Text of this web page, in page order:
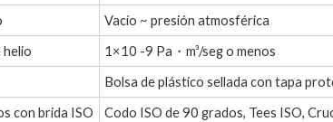
Vacío ~ presión atmosférica
helio
1×10 -9 Pa・m³/seg o menos
Bolsa de plástico sellada con tapa
con brida ISO
Codo ISO de 90 grados, Tees ISO,